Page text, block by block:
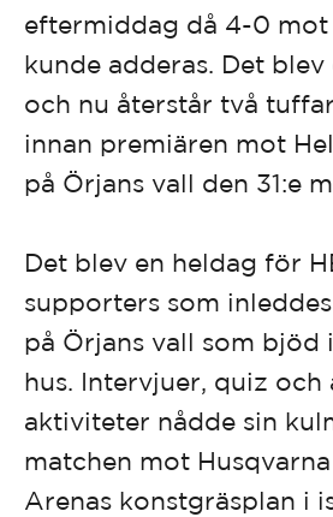
eftermiddag då 4-0 mot
kunde adderas. Det blev
och nu återstår två
innan premiären mot
på Örjans vall den 31:e
Det blev en heldag för
supporters som
på Örjans vall som
hus. Intervjuer, quiz och
aktiviteter nådde sin
matchen mot
Arenas konstgräsplan i